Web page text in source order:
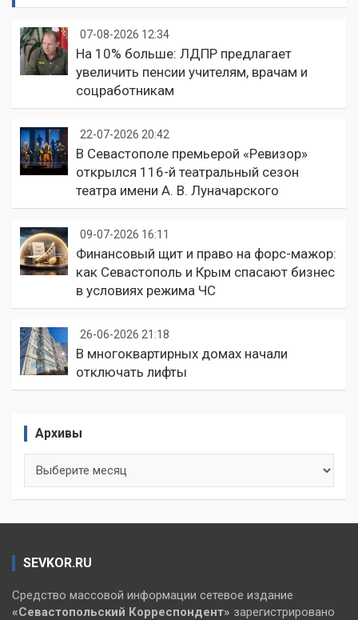
07-08-2026 12:34
На 10% больше: ЛДПР предлагает
увеличить пенсии учителям, врачам и
соцработникам
22-07-2026 20:42
В Севастополе премьерой «Ревизор»
открылся 116-й театральный сезон
театра имени А. В. Луначарского
09-07-2026 16:11
Финансовый щит и право на форс-мажор:
как Севастополь и Крым спасают бизнес
в условиях режима ЧС
26-06-2026 21:18
В многоквартирных домах начали
отключать лифты
Архивы
SEVKOR.RU
Средство массовой информации сетевое издание
«Севастопольский Корреспондент» зарегистрировано